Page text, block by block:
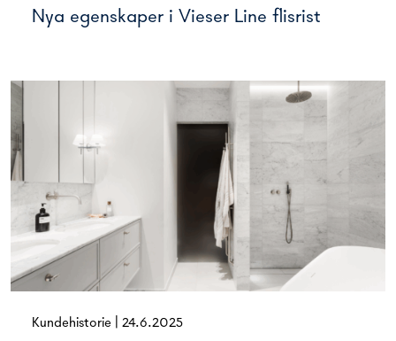
Nya egenskaper i Vieser Line flisrist
Kundehistorie 24.6.2025